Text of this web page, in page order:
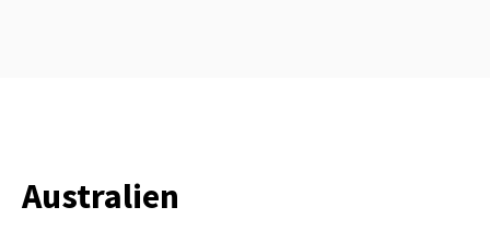
Australien